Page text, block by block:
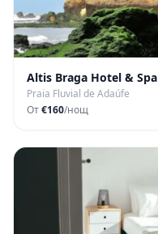
Altis Braga Hotel & Spa
Praia Fluvial de Adaúfe
От€160/нощ